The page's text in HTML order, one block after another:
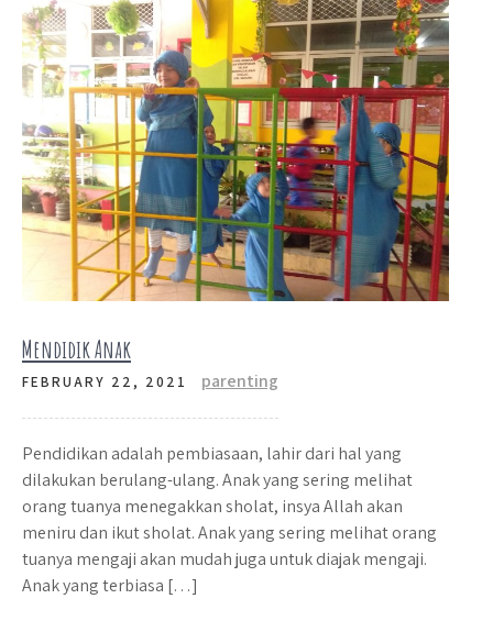
Mendidik Anak
FEBRUARY 22, 2021 parenting
Pendidikan adalah pembiasaan, lahir dari hal yang
dilakukan berulang-ulang. Anak yang sering melihat
orang tuanya menegakkan sholat, insya Allah akan
meniru dan ikut sholat. Anak yang sering melihat orang
tuanya mengaji akan mudah juga untuk diajak mengaji.
Anak yang terbiasa […]